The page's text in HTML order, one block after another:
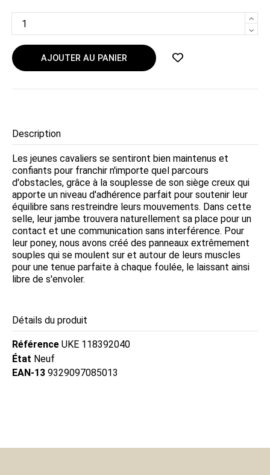
AJOUTER AU PANIER
Description
Les jeunes cavaliers se sentiront bien maintenus et
confiants pour franchir n'importe quel parcours
d'obstacles, grâce à la souplesse de son siège creux qui
apporte un niveau d'adhérence parfait pour soutenir leur
équilibre sans restreindre leurs mouvements. Dans cette
selle, leur jambe trouvera naturellement sa place pour un
contact et une communication sans interférence. Pour
leur poney, nous avons créé des panneaux extrêmement
souples qui se moulent sur et autour de leurs muscles
pour une tenue parfaite à chaque foulée, le laissant ainsi
libre de s'envoler.
Détails du produit
Référence UKE 118392040
État Neuf
EAN-13 9329097085013